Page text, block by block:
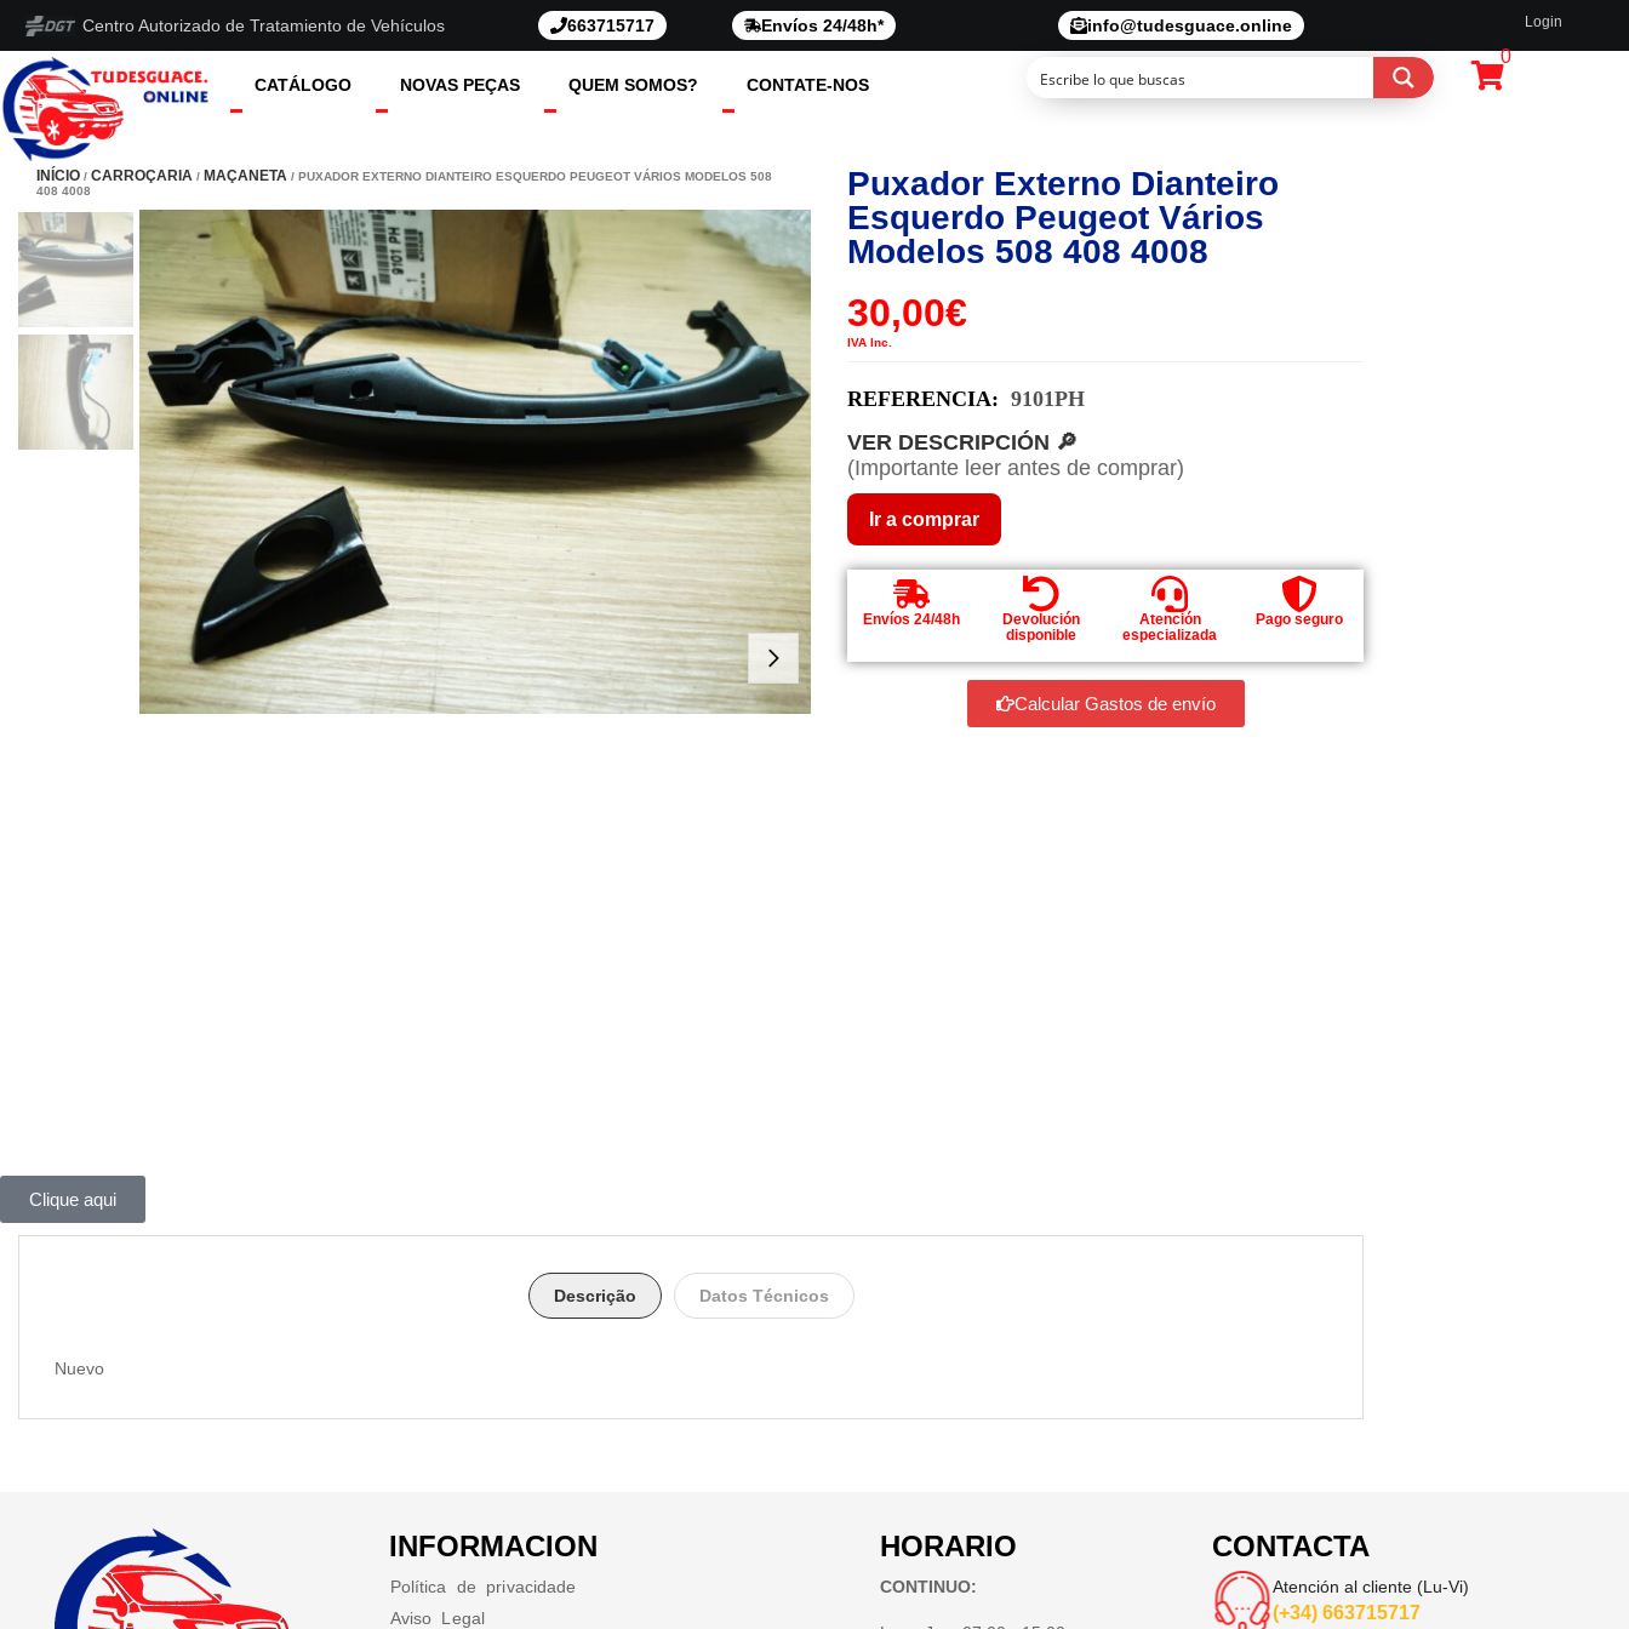
Centro Autorizado de Tratamiento de Vehículos 663715717 Envíos 24/48h* info@tudesguace.online Login
CATÁLOGO NOVAS PEÇAS QUEM SOMOS? CONTATE-NOS
0
INÍCIO / CARROÇARIA / MAÇANETA / PUXADOR EXTERNO DIANTEIRO ESQUERDO PEUGEOT VÁRIOS MODELOS 508
408 4008
Puxador Externo Dianteiro
Esquerdo Peugeot Vários
Modelos 508 408 4008
30,00€
IVA Inc.
REFERENCIA: 9101PH
VER DESCRIPCIÓN 🔎
(Importante leer antes de comprar)
Ir a comprar
Envíos 24/48h
Devolución
disponible
Atención
especializada
Pago seguro
Calcular Gastos de envío
Clique aqui
Descrição Datos Técnicos
Nuevo
INFORMACION
Política de privacidade
Aviso Legal
HORARIO
CONTINUO:
CONTACTA
Atención al cliente (Lu-Vi)
(+34) 663715717